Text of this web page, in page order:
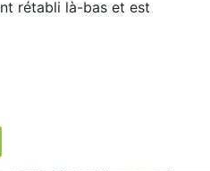
rétabli là-bas et est